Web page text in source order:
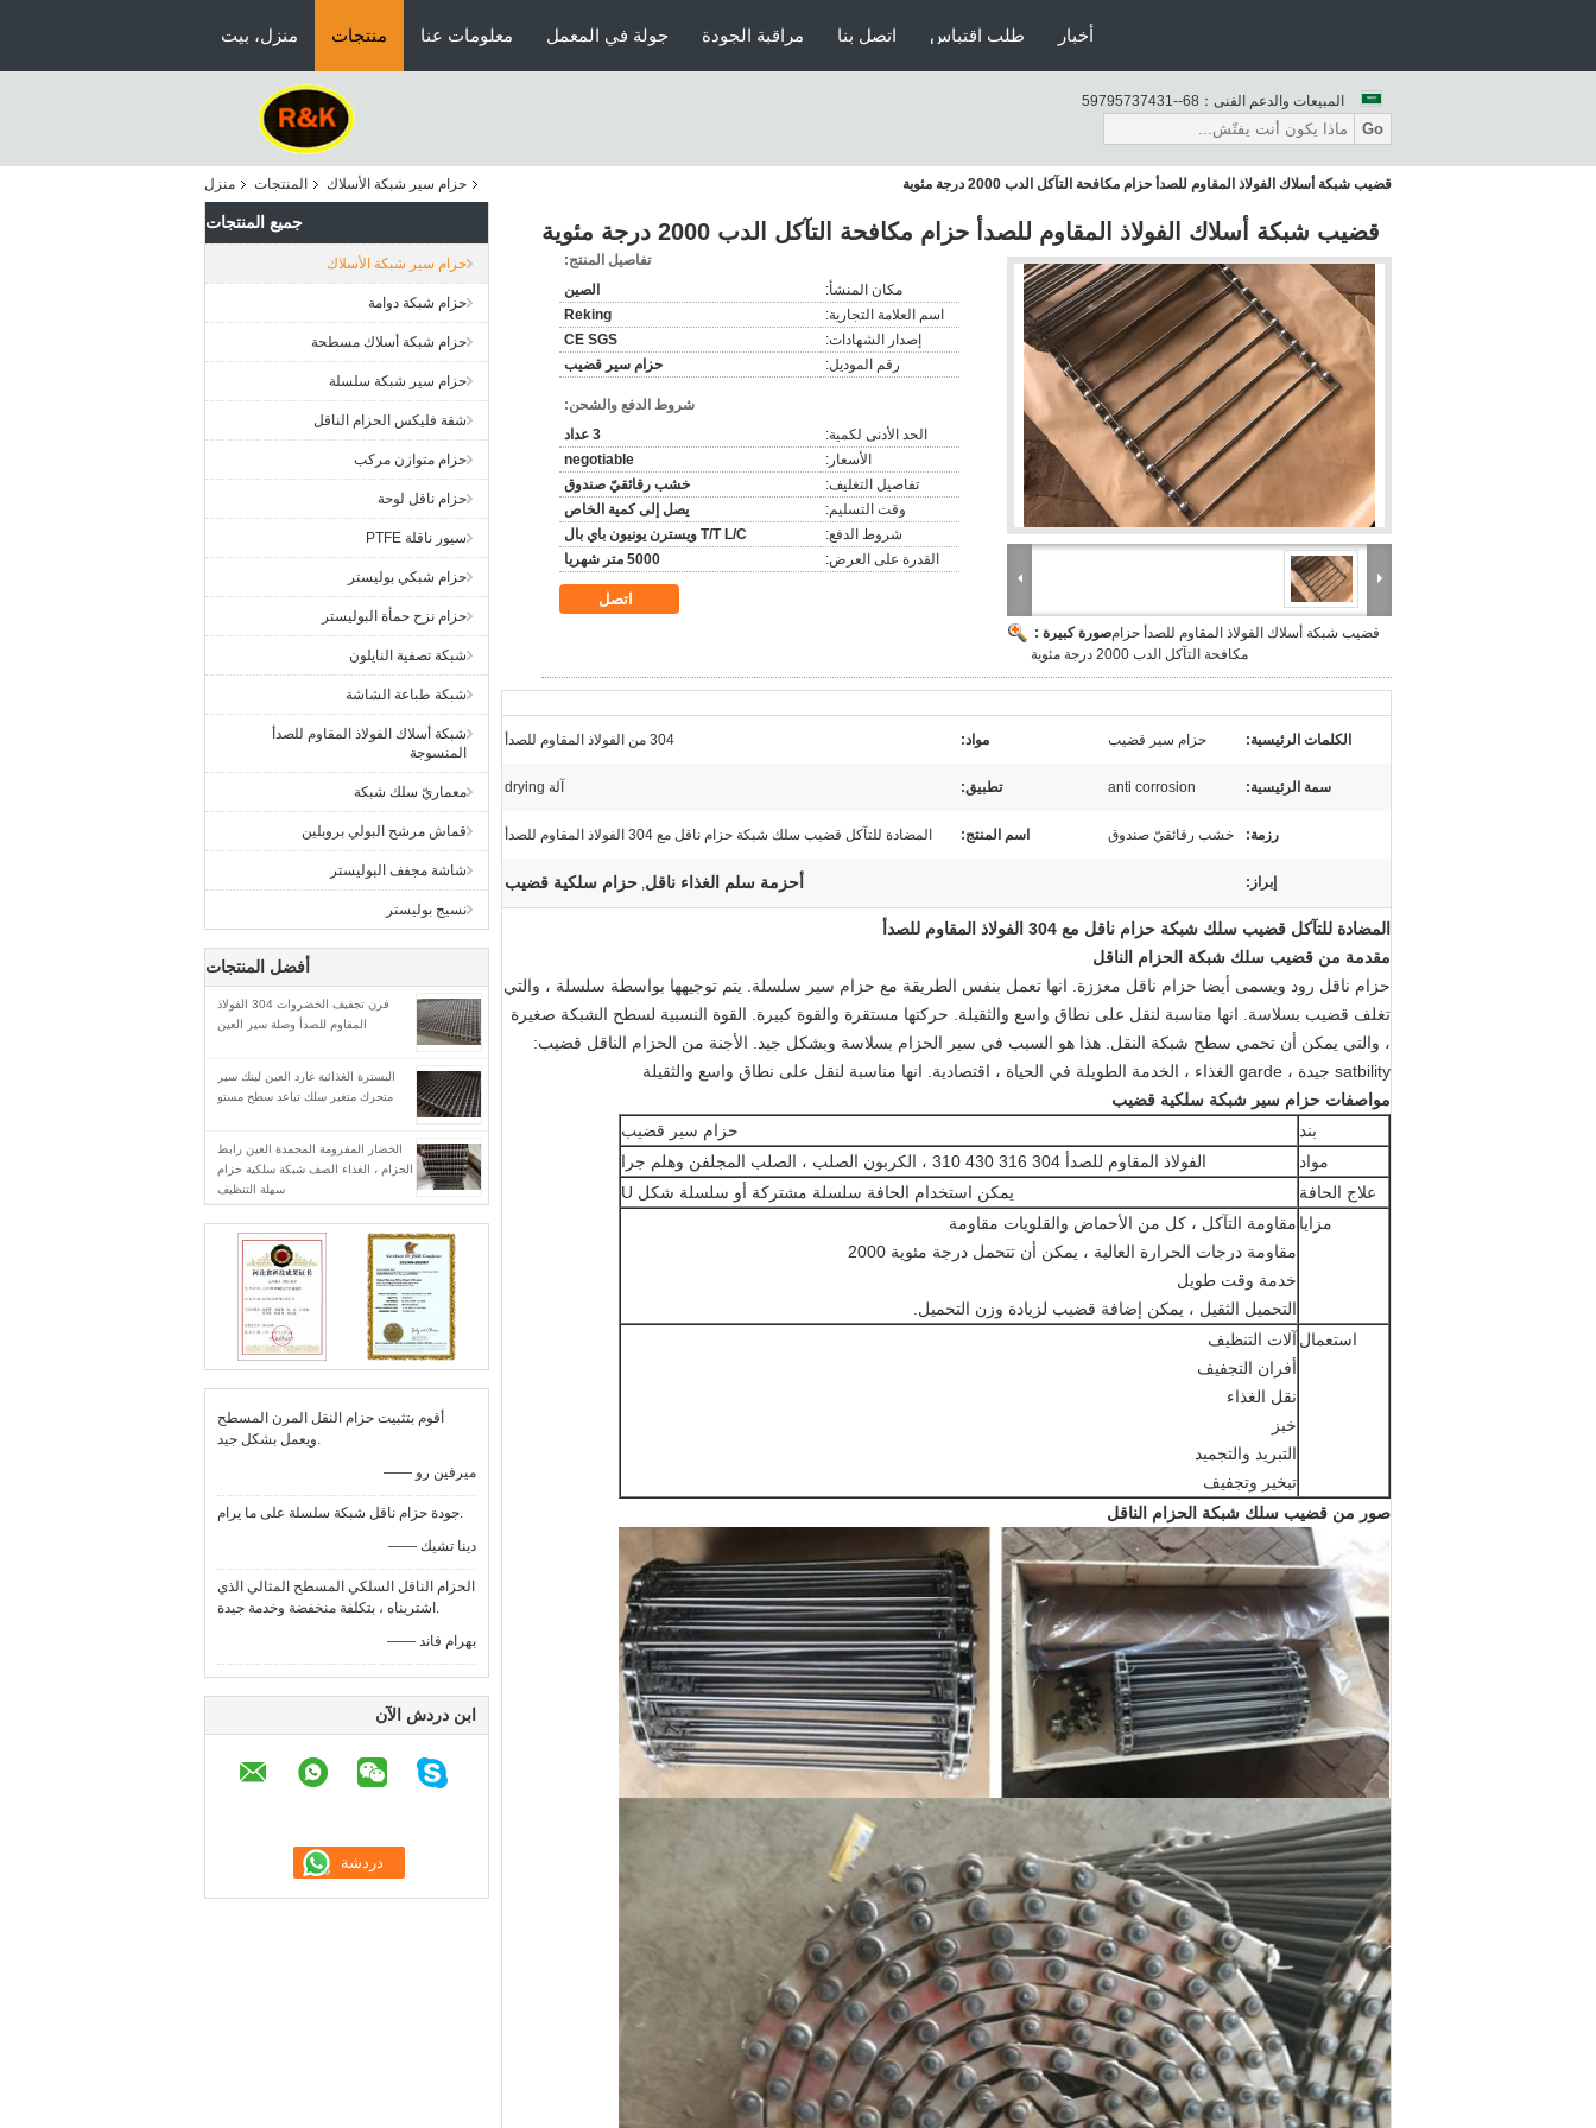
منزل، بيت منتجات معلومات عنا جولة في المعمل مراقبة الجودة اتصل بنا طلب اقتباس أخبار
المبيعات والدعم الفنى： 86--13473759795
Go
منزل المنتجات حزام سير شبكة الأسلاك قضيب شبكة أسلاك الفولاذ المقاوم للصدأ حزام مكافحة التآكل الدب 2000 درجة مئوية
جميع المنتجات
حزام سير شبكة الأسلاك
حزام شبكة دوامة
حزام شبكة أسلاك مسطحة
حزام سير شبكة سلسلة
شقة فليكس الحزام الناقل
حزام متوازن مركب
حزام ناقل لوحة
سيور ناقلة PTFE
حزام شبكي بوليستر
حزام نزح حمأة البوليستر
شبكة تصفية النايلون
شبكة طباعة الشاشة
شبكة أسلاك الفولاذ المقاوم للصدأ
المنسوجة
معماريّ سلك شبكة
قماش مرشح البولي بروبلين
شاشة مجفف البوليستر
نسيج بوليستر
أفضل المنتجات
فرن تجفيف الخضروات 304 الفولاذ
المقاوم للصدأ وصلة سير العين
البسترة الغذائية غارد العين لينك سير
متحرك متغير سلك تباعد سطح مستو
الخضار المفرومة المجمدة العين رابط
الحزام ، الغذاء الصف شبكة سلكية حزام
سهلة التنظيف
أقوم بتثبيت حزام النقل المرن المسطح
ويعمل بشكل جيد.
—— ميرفين رو
جودة حزام ناقل شبكة سلسلة على ما يرام.
—— دينا تشيك
الحزام الناقل السلكي المسطح المثالي الذي
اشتريناه ، بتكلفة منخفضة وخدمة جيدة.
—— بهرام فاند
ابن دردش الآن
قضيب شبكة أسلاك الفولاذ المقاوم للصدأ حزام مكافحة التآكل الدب 2000 درجة مئوية
صورة كبيرة :قضيب شبكة أسلاك الفولاذ المقاوم للصدأ حزام
مكافحة التآكل الدب 2000 درجة مئوية
تفاصيل المنتج:
مكان المنشأ:
الصين
اسم العلامة التجارية:
Reking
إصدار الشهادات:
CE SGS
رقم الموديل:
حزام سير قضيب
شروط الدفع والشحن:
الحد الأدنى لكمية:
3 عداد
الأسعار:
negotiable
تفاصيل التغليف:
خشب رقائقيّ صندوق
وقت التسليم:
يصل إلى كمية الخاص
شروط الدفع:
T/T L/C ويسترن يونيون باي بال
القدرة على العرض:
5000 متر شهريا
اتصل
الكلمات الرئيسية: حزام سير قضيب مواد: 304 من الفولاذ المقاوم للصدأ
سمة الرئيسية: anti corrosion تطبيق: آلة drying
رزمة: خشب رقائقيّ صندوق اسم المنتج: المضادة للتآكل قضيب سلك شبكة حزام ناقل مع 304 الفولاذ المقاوم للصدأ
إبراز: أحزمة سلم الغذاء ناقل, حزام سلكية قضيب
المضادة للتآكل قضيب سلك شبكة حزام ناقل مع 304 الفولاذ المقاوم للصدأ
مقدمة من قضيب سلك شبكة الحزام الناقل
حزام ناقل رود ويسمى أيضا حزام ناقل معززة.
انها تعمل بنفس الطريقة مع حزام سير سلسلة.
يتم توجيهها بواسطة سلسلة ، والتي
تغلف قضيب بسلاسة.
انها مناسبة لنقل على نطاق واسع والثقيلة. حركتها مستقرة والقوة كبيرة.
القوة النسبية لسطح الشبكة صغيرة
، والتي يمكن أن تحمي سطح شبكة النقل. هذا هو السبب في سير الحزام بسلاسة وبشكل جيد.
الأجنة من الحزام الناقل قضيب:
satbility جيدة ، garde الغذاء ، الخدمة الطويلة في الحياة ، اقتصادية.
انها مناسبة لنقل على نطاق واسع والثقيلة
مواصفات حزام سير شبكة سلكية قضيب
بند
حزام سير قضيب
مواد
الفولاذ المقاوم للصدأ 304 316 430 310 ، الكربون الصلب ، الصلب المجلفن وهلم جرا
علاج الحافة
يمكن استخدام الحافة سلسلة مشتركة أو سلسلة شكل U
مزايا مقاومة التآكل ، كل من الأحماض والقلويات مقاومة
مقاومة درجات الحرارة العالية ، يمكن أن تتحمل درجة مئوية 2000
خدمة وقت طويل
التحميل الثقيل ، يمكن إضافة قضيب لزيادة وزن التحميل.
استعمال آلات التنظيف
أفران التجفيف
نقل الغذاء
خبز
التبريد والتجميد
تبخير وتجفيف
صور من قضيب سلك شبكة الحزام الناقل